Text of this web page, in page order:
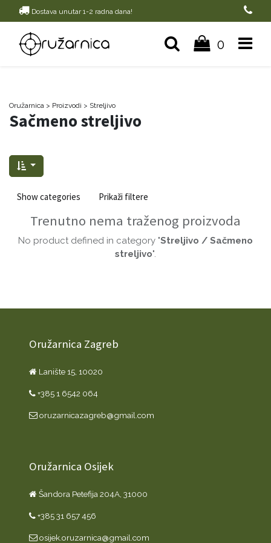
Dostava unutar 1-2 radna dana!
0
Oružarnica > Proizvodi > Streljivo
Sačmeno streljivo
Show categories Prikaži filtere
Trenutno nema traženog proizvoda
No product defined in category "Streljivo / Sačmeno
streljivo".
Oružarnica Zagreb
Lanište 15, 10020
+385 1 6542 064
oruzarnicazagreb@gmail.com
Oružarnica Osijek
Šandora Petefija 204A, 31000
+385 31 657 456
osijek.oruzarnica@gmail.com